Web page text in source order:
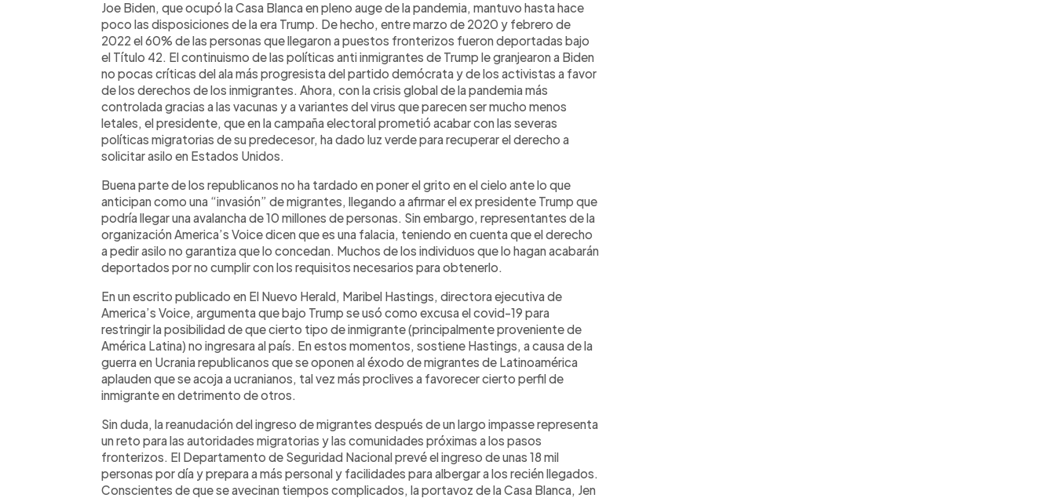
Joe Biden, que ocupó la Casa Blanca en pleno auge de la pandemia, mantuvo hasta hace
poco las disposiciones de la era Trump. De hecho, entre marzo de 2020 y febrero de
2022 el 60% de las personas que llegaron a puestos fronterizos fueron deportadas bajo
el Título 42. El continuismo de las políticas anti inmigrantes de Trump le granjearon a Biden
no pocas críticas del ala más progresista del partido demócrata y de los activistas a favor
de los derechos de los inmigrantes. Ahora, con la crisis global de la pandemia más
controlada gracias a las vacunas y a variantes del virus que parecen ser mucho menos
letales, el presidente, que en la campaña electoral prometió acabar con las severas
políticas migratorias de su predecesor, ha dado luz verde para recuperar el derecho a
solicitar asilo en Estados Unidos.
Buena parte de los republicanos no ha tardado en poner el grito en el cielo ante lo que
anticipan como una “invasión” de migrantes, llegando a afirmar el ex presidente Trump que
podría llegar una avalancha de 10 millones de personas. Sin embargo, representantes de la
organización America’s Voice dicen que es una falacia, teniendo en cuenta que el derecho
a pedir asilo no garantiza que lo concedan. Muchos de los individuos que lo hagan acabarán
deportados por no cumplir con los requisitos necesarios para obtenerlo.
En un escrito publicado en El Nuevo Herald, Maribel Hastings, directora ejecutiva de
America’s Voice, argumenta que bajo Trump se usó como excusa el covid-19 para
restringir la posibilidad de que cierto tipo de inmigrante (principalmente proveniente de
América Latina) no ingresara al país. En estos momentos, sostiene Hastings, a causa de la
guerra en Ucrania republicanos que se oponen al éxodo de migrantes de Latinoamérica
aplauden que se acoja a ucranianos, tal vez más proclives a favorecer cierto perfil de
inmigrante en detrimento de otros.
Sin duda, la reanudación del ingreso de migrantes después de un largo impasse representa
un reto para las autoridades migratorias y las comunidades próximas a los pasos
fronterizos. El Departamento de Seguridad Nacional prevé el ingreso de unas 18 mil
personas por día y prepara a más personal y facilidades para albergar a los recién llegados.
Conscientes de que se avecinan tiempos complicados, la portavoz de la Casa Blanca, Jen